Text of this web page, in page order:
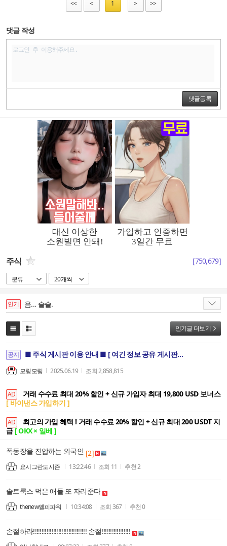
<< < 1 > >>
댓글 작성
댓글등록
주식 [750,679]
분류 20개씩
인기 음... 슬슬.
인기글 더보기
공지 ■ 주식 게시판 이용 안내 ■ [ 여긴 정보 공유 게시판이지 단체 깡통 모임 아닙니다. ]
모링모링 2025.06.19 조회2,858,815
AD
거래 수수료 최대 20% 할인 + 신규 가입자 최대 19,800 USD 보너스
[ 바이낸스 가입하기 ]
AD
최고의 가입 혜택 ! 거래 수수료 20% 할인 + 신규 최대 200 USDT 지
급[ OKX × 일베 ]
폭동장을 진압하는 외국인 [2]
요시그란도시즌 13:22:46 조회 11 추천2
솔트룩스 먹은 애들 또 자리준다
thenew엘피파워 10:34:08 조회 367 추천0
손절하라!!!!!!!!!!!!!!!!!!!!!!!!!!!!!!!! 손절!!!!!!!!!!!!!!!!!